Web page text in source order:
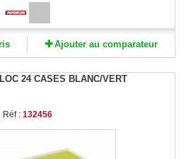
Ajouter au comparateur
24 CASES BLANC/VERT
Réf : 132456